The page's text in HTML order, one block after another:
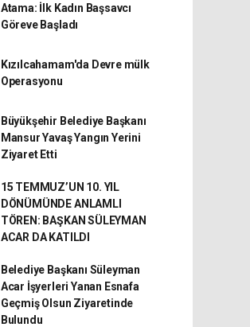
Atama: İlk Kadın Başsavcı
Göreve Başladı
Kızılcahamam'da Devre mülk
Operasyonu
Büyükşehir Belediye Başkanı
Mansur Yavaş Yangın Yerini
Ziyaret Etti
15 TEMMUZ’UN 10. YIL
DÖNÜMÜNDE ANLAMLI
TÖREN: BAŞKAN SÜLEYMAN
ACAR DA KATILDI
Belediye Başkanı Süleyman
Acar İşyerleri Yanan Esnafa
Geçmiş Olsun Ziyaretinde
Bulundu